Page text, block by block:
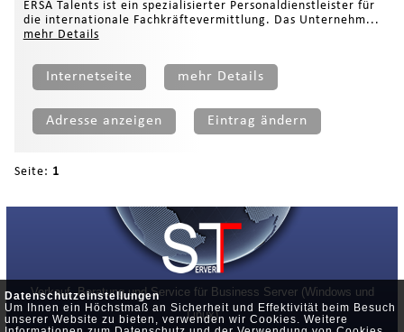
Datenschutzeinstellungen
Um Ihnen ein Höchstmaß an Sicherheit und Effektivität beim Besuch
unserer Website zu bieten, verwenden wir Cookies. Weitere
ERSA Talents ist ein spezialisierter Personaldienstleister für
die internationale Fachkräftevermittlung. Das Unternehm...
mehr Details
Internetseite mehr Details
Adresse anzeigen Eintrag ändern
Seite: 1
Verkauf, Beratung und Service für Business Server (Windows und
Linux)